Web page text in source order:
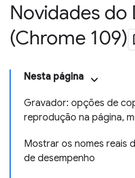
Novidades do
(Chrome 109)
Nesta página
Gravador: opções de
reprodução na página,
Mostrar os nomes reais
de desempenho